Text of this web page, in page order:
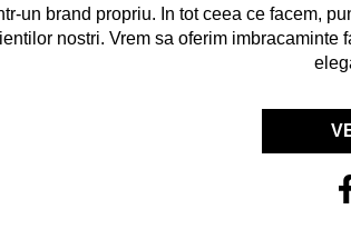
un brand propriu. In tot ceea ce facem,
nostri. Vrem sa oferim